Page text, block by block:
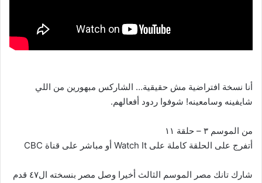
أنا نسخة افتراضية مش حقيقية… الشاركس مبهورين من اللي
شايفينه وسامعينه! شوفوا ردود أفعالهم.
من الموسم ٣ – حلقة ١١
أتفرج على الحلقة كاملة على Watch It أو مباشر على قناة CBC
شارك تانك مصر الموسم الثالث أخيرا وصل مصر بنسخته ال٤٧ قدم